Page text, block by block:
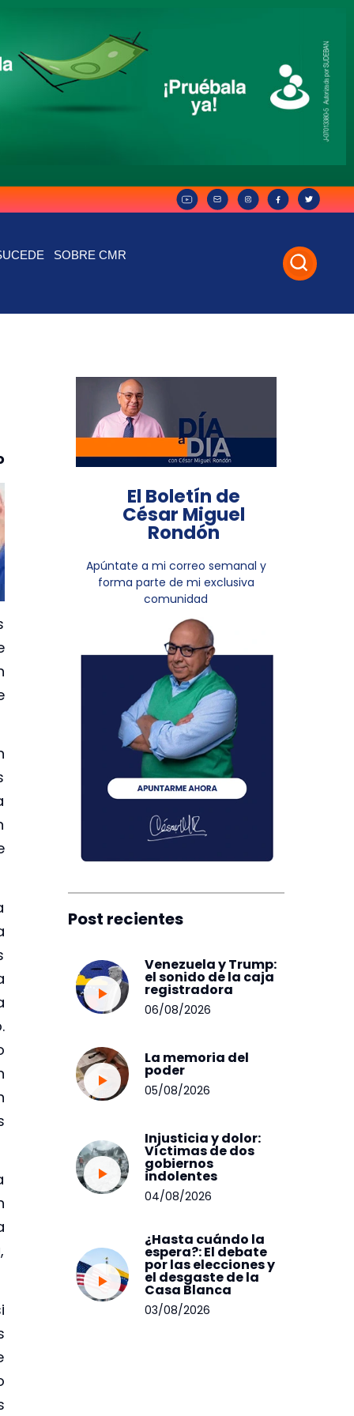
SOBRE CMR
El Boletín de
César Miguel
Rondón
Apúntate a mi correo semanal y
forma parte de mi exclusiva
comunidad
Post recientes
Venezuela y Trump:
el sonido de la caja
registradora
06/08/2026
La memoria del
poder
05/08/2026
Injusticia y dolor:
Víctimas de dos
gobiernos
indolentes
04/08/2026
¿Hasta cuándo la
espera?: El debate
por las elecciones y
el desgaste de la
Casa Blanca
03/08/2026